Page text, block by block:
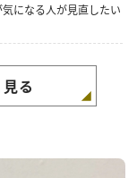
になる人が見直したい
る